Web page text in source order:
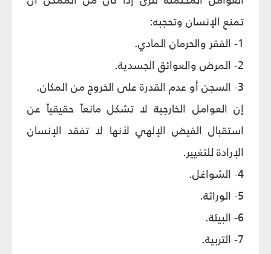
تمنع الإنسان وتحجبه:
1- الفقر والحرمان المادي.
2- المرض والعوائق الجسدية.
3- السجن أو عدم القدرة على الخروج من المكان.
إن العوامل الخارجية لا تشكل مانعاً حقيقياً عن
استقبال الفيض الإلهي لأنها لا تفقد الإنسان
الإرادة للتغيير.
4- الشواغل.
5- الوراثة.
6- البيئة.
7- التربية.